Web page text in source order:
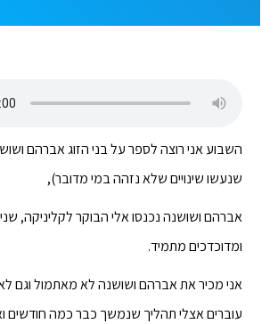
השבוע אני רוצה לספר על בני הזוג אברהם
שנעשו שינויים שלא נזהה במי מדובר),
אברהם ושושנה נכנסו אלי הבוקר לקליניקה,
ומדוכדכים מתמיד.
אני מכיר את אברהם ושושנה לא מאתמול וגם
עוברים אצלי תהליך שנמשך כבר כמה חודשים